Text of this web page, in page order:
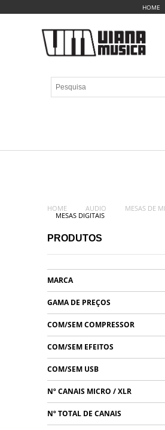
HOME
HOME AUDIO
MESAS DE
MESAS DIGITAIS
PRODUTOS
MARCA
GAMA DE PREÇOS
COM/SEM COMPRESSOR
COM/SEM EFEITOS
COM/SEM USB
Nº CANAIS MICRO / XLR
Nº TOTAL DE CANAIS